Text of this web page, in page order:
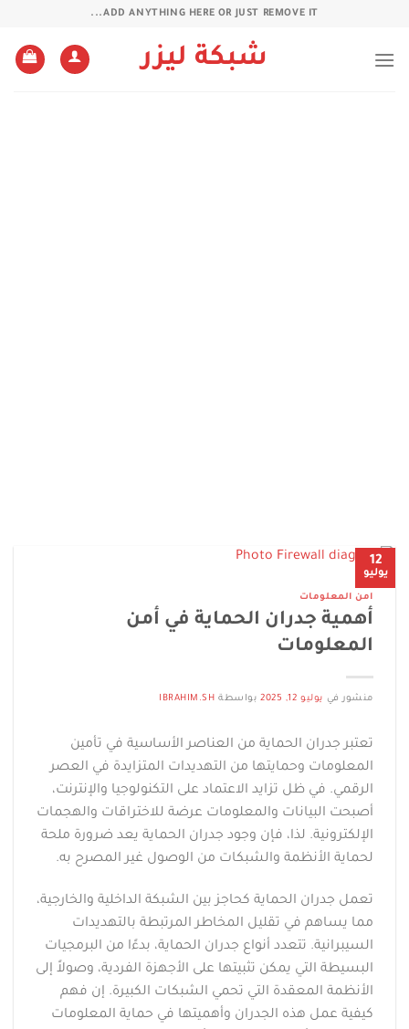
ADD ANYTHING HERE OR JUST REMOVE IT...
شبكة ليزر
12
يوليو
امن المعلومات
أهمية جدران الحماية في أمن
المعلومات
منشور في يوليو 12, 2025 بواسطة IBRAHIM.SH
تعتبر جدران الحماية من العناصر الأساسية في تأمين
المعلومات وحمايتها من التهديدات المتزايدة في العصر
الرقمي. في ظل تزايد الاعتماد على التكنولوجيا والإنترنت،
أصبحت البيانات والمعلومات عرضة للاختراقات والهجمات
الإلكترونية. لذا، فإن وجود جدران الحماية يعد ضرورة ملحة
لحماية الأنظمة والشبكات من الوصول غير المصرح به.
تعمل جدران الحماية كحاجز بين الشبكة الداخلية والخارجية،
مما يساهم في تقليل المخاطر المرتبطة بالتهديدات
السيبرانية. تتعدد أنواع جدران الحماية، بدءًا من البرمجيات
البسيطة التي يمكن تثبيتها على الأجهزة الفردية، وصولاً إلى
الأنظمة المعقدة التي تحمي الشبكات الكبيرة. إن فهم
كيفية عمل هذه الجدران وأهميتها في حماية المعلومات